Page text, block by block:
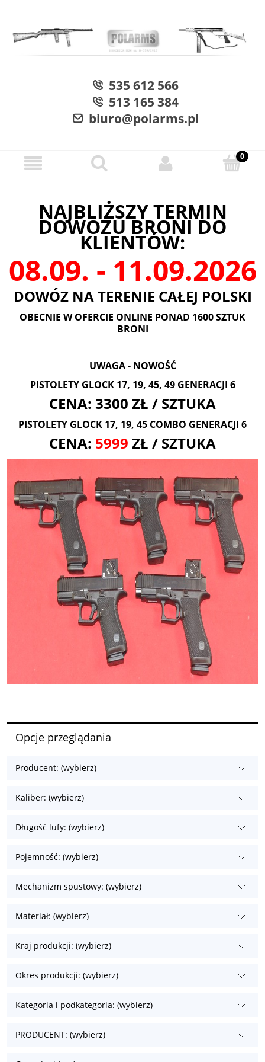
535 612 566
513 165 384
biuro@polarms.pl
NAJBLIŻSZY TERMIN
DOWOZU BRONI DO
KLIENTÓW:
08.09. - 11.09.2026
DOWÓZ NA TERENIE CAŁEJ POLSKI
OBECNIE W OFERCIE ONLINE PONAD 1600 SZTUK
BRONI
UWAGA - NOWOŚĆ
PISTOLETY GLOCK 17, 19, 45, 49 GENERACJI 6
CENA: 3300 ZŁ / SZTUKA
PISTOLETY GLOCK 17, 19, 45 COMBO GENERACJI 6
CENA: 5999 ZŁ / SZTUKA
Opcje przeglądania
Producent: (wybierz)
Kaliber: (wybierz)
Długość lufy: (wybierz)
Pojemność: (wybierz)
Mechanizm spustowy: (wybierz)
Materiał: (wybierz)
Kraj produkcji: (wybierz)
Okres produkcji: (wybierz)
Kategoria i podkategoria: (wybierz)
PRODUCENT: (wybierz)